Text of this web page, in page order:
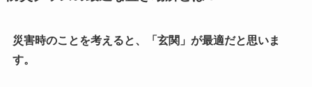
災害時のことを考えると、「玄関」が最適だと思いま
す。